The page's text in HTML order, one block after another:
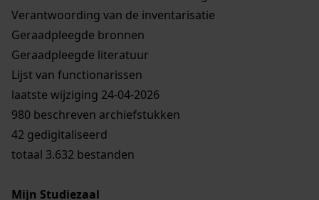
Verantwoording van de inventarisatie
Geraadpleegde bronnen
Geraadpleegde literatuur
Lijst van functionarissen
laatste wijziging 24-04-2026
980 beschreven archiefstukken
42 gedigitaliseerd
totaal 3.632 bestanden
Mijn Studiezaal